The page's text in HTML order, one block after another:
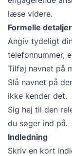
læse videre.
Formelle detaljer
Angiv tydeligt
telefonnummer,
Tilføj navnet på
Slå navnet på
ikke kender det.
Sig hej til den
du søger ind på.
Indledning
Skriv en kort